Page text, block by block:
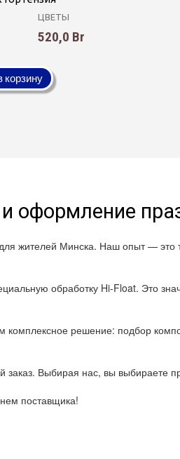
ЦВЕТЫ
520,0 Br
корзину
оформление
жителей Минска. Наш опыт —
обработку Hi-Float. Это
решение: подбор
Выбирая нас, вы выбираете
поставщика!